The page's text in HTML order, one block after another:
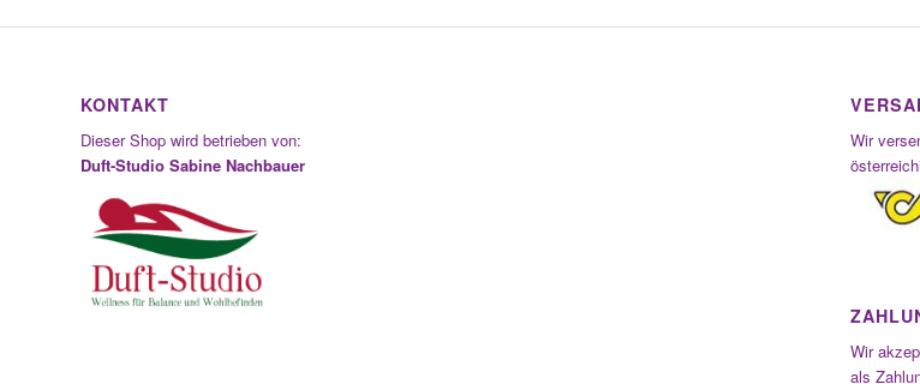
KONTAKT
Dieser Shop wird betrieben von:
Duft-Studio Sabine Nachbauer
Wir
Wir
als